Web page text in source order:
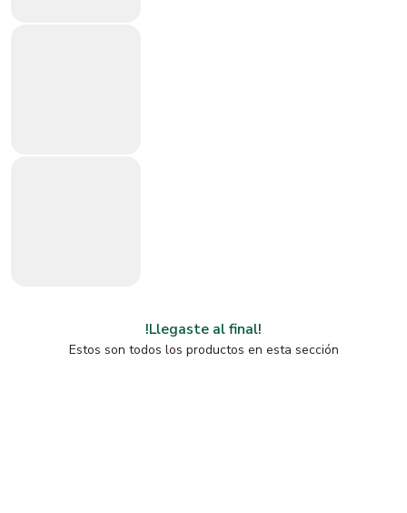
!Llegaste al final!
Estos son todos los productos en esta sección